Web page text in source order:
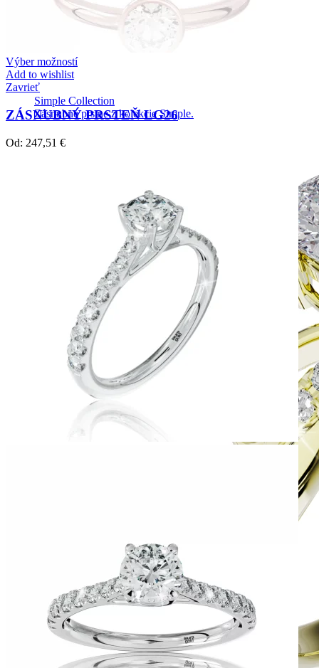
Simple Collection
Zásnubné prstne z kolekcie Simple.
Výber možností
Add to wishlist
Zavrieť
ZÁSNUBNÝ PRSTEŇ LG26
Od: 247,51 €